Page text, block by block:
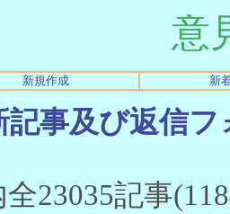
意
新規作成 新
記事及び返信
23035記事